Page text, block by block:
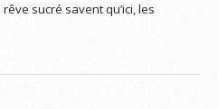
sucré savent qu’ici, les